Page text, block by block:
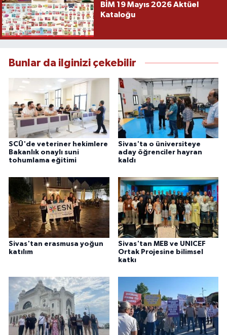
BİM 19 Mayıs 2026 Aktüel
Kataloğu
Bunlar da ilginizi çekebilir
SCÜ'de veteriner hekimlere
Bakanlık onaylı suni
tohumlama eğitimi
Sivas'ta o üniversiteye
aday öğrenciler hayran
kaldı
Sivas'tan erasmusa yoğun
katılım
Sivas'tan MEB ve UNICEF
Ortak Projesine bilimsel
katkı